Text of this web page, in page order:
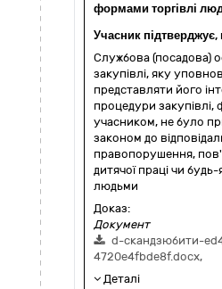
формами торгівлі
Учасник
Службова (посадова)
закупівлі, яку
представляти його
процедури закупівлі,
учасником, не було
законом до
правопорушення,
дитячої праці чи
людьми
Доказ:
Документ
d-скандзюбити-
4720e4fbde8f.docx,
Деталі